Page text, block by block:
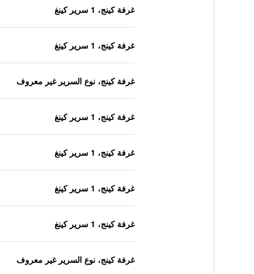
غرفة كينج، 1 سرير كينغ
غرفة كينج، 1 سرير كينغ
غرفة كينج، نوع السرير غير معروف
غرفة كينج، 1 سرير كينغ
غرفة كينج، 1 سرير كينغ
غرفة كينج، 1 سرير كينغ
غرفة كينج، 1 سرير كينغ
غرفة كينج، نوع السرير غير معروف